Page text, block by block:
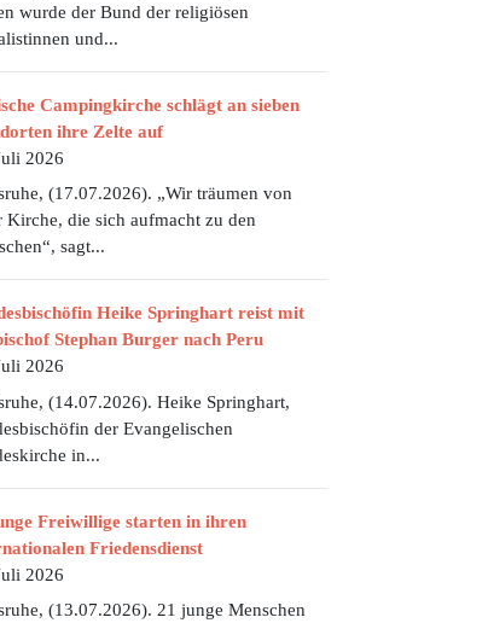
ZUHAUSE!
FÜR SIE DA - NUR ANDERS! - AKTUELLE INFORMATIONEN
wurde der Bund der religiösen
und...
Campingkirche schlägt an sieben
ihre Zelte auf
2026
(17.07.2026). „Wir träumen von
Kirche, die sich aufmacht zu den
sagt...
Heike Springhart reist mit
Stephan Burger nach Peru
2026
(14.07.2026). Heike Springhart,
der Evangelischen
in...
Freiwillige starten in ihren
Friedensdienst
2026
(13.07.2026). 21 junge Menschen